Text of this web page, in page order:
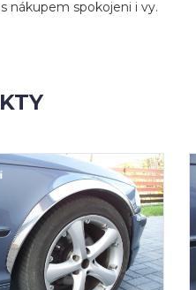
nákupem spokojeni i vy.